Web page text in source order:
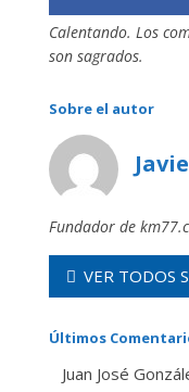
Calentando. Los
son sagrados.
Sobre el autor
Fundador de
VER TODOS
Últimos
Juan José